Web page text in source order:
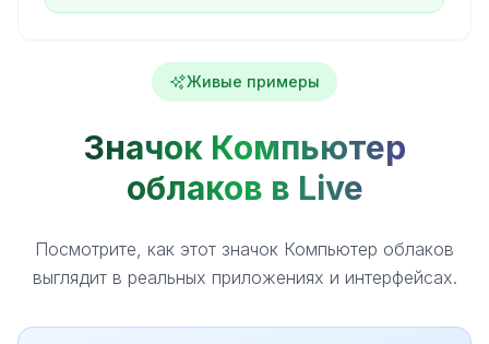
Живые примеры
Значок Компьютер
облаков в Live
Посмотрите, как этот значок Компьютер облаков
выглядит в реальных приложениях и интерфейсах.